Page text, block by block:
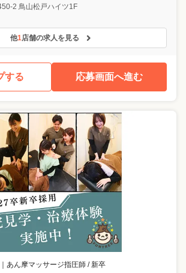
2 鳥山松戸ハイツ1F
他1店舗の求人を見る
する 応募画面へ進む
｜ あん摩マッサージ指圧師 / 新卒